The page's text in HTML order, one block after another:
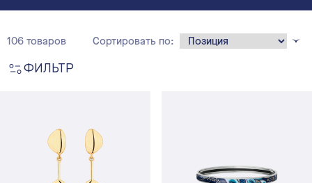
ФИЛЬТР
106 товаров Сортировать по: